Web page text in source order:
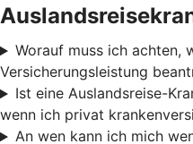
Worauf muss ich achten,
Versicherungsleistung
Ist eine Auslandsreise-
wenn ich privat
An wen kann ich mich